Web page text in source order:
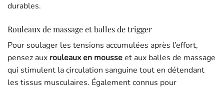
durables.
Rouleaux de massage et balles de trigger
Pour soulager les tensions accumulées après l’effort,
pensez aux rouleaux en mousseet aux balles de massage
qui stimulent la circulation sanguine tout en détendant
les tissus musculaires. Également connus pour